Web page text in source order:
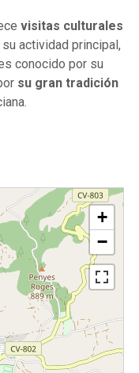
visitas culturales
actividad principal,
conocido por su
su gran tradición
+
−